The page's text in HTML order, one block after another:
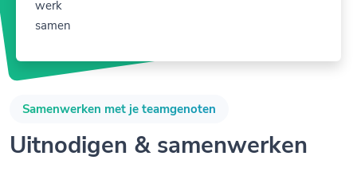
Samenwerken met je teamgenoten
Uitnodigen & samenwerken